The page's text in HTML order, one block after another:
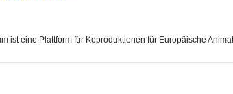
ist eine Plattform für Koproduktionen für Europäische